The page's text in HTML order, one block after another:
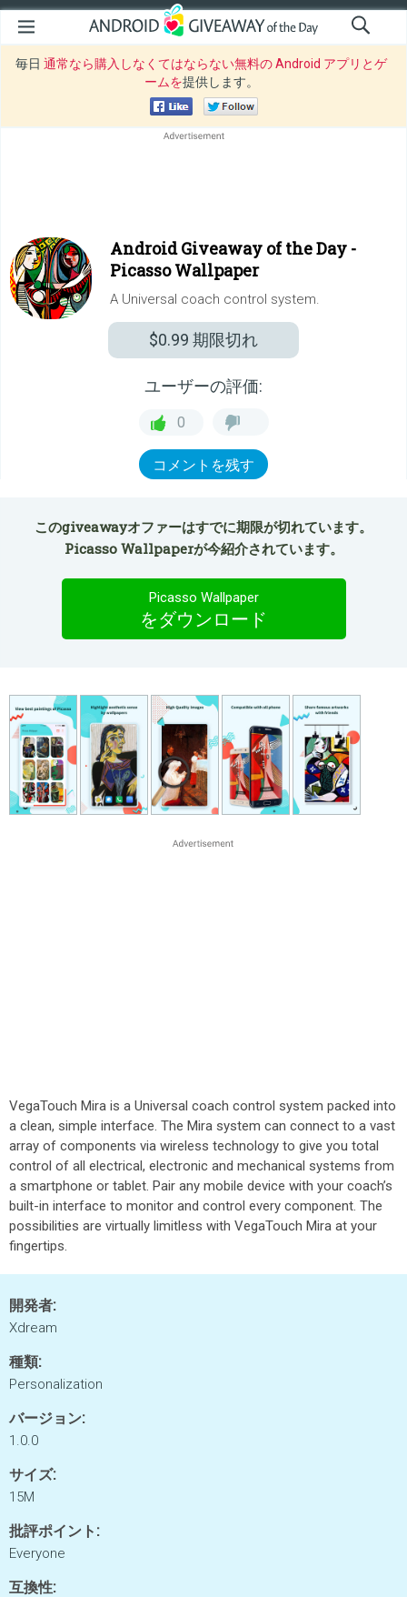
毎日 通常なら購入しなくてはならない無料の Android アプリとゲ
ームを提供します。
Android Giveaway of the Day -
Picasso Wallpaper
A Universal coach control system.
$0.99 期限切れ
ユーザーの評価:
0
コメントを残す
このgiveawayオファーはすでに期限が切れています。
Picasso Wallpaperが今紹介されています。
Picasso Wallpaper
をダウンロード
VegaTouch Mira is a Universal coach control system packed into
a clean, simple interface. The Mira system can connect to a vast
array of components via wireless technology to give you total
control of all electrical, electronic and mechanical systems from
a smartphone or tablet. Pair any mobile device with your coach’s
built-in interface to monitor and control every component. The
possibilities are virtually limitless with VegaTouch Mira at your
fingertips.
開発者:
Xdream
種類:
Personalization
バージョン:
1.0.0
サイズ:
15M
批評ポイント:
Everyone
互換性: